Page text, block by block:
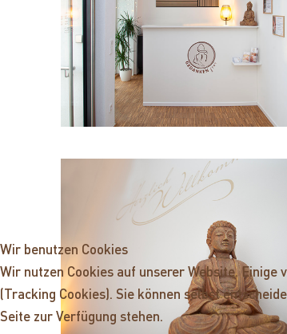
Wir benutzen Cookies
Wir nutzen Cookies auf unserer Website.
(Tracking Cookies). Sie können selbst
Seite zur Verfügung stehen.